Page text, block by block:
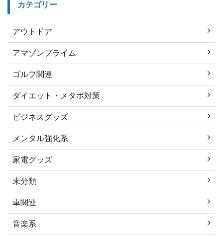
カテゴリー
アウトドア
アマゾンプライム
ゴルフ関連
ダイエット・メタボ対策
ビジネスグッズ
メンタル強化系
家電グッズ
未分類
車関連
音楽系